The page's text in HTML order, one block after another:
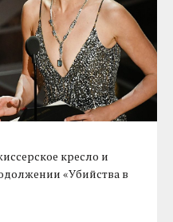
кресло и
«Убийства в